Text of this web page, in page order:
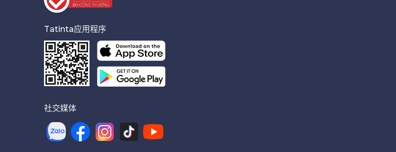
Tatinta应用程序
社交媒体